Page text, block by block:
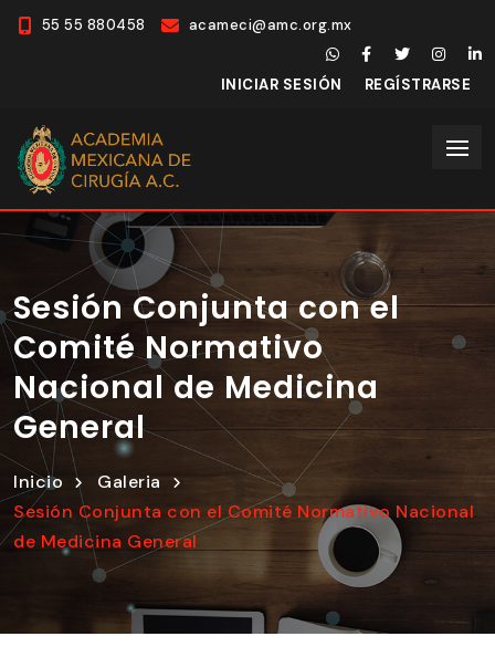
55 55 880458 acameci@amc.org.mx
INICIAR SESIÓN REGÍSTRARSE
Sesión Conjunta con el
Comité Normativo
Nacional de Medicina
General
Inicio
Galeria
Sesión Conjunta con el Comité Normativo Nacional
de Medicina General